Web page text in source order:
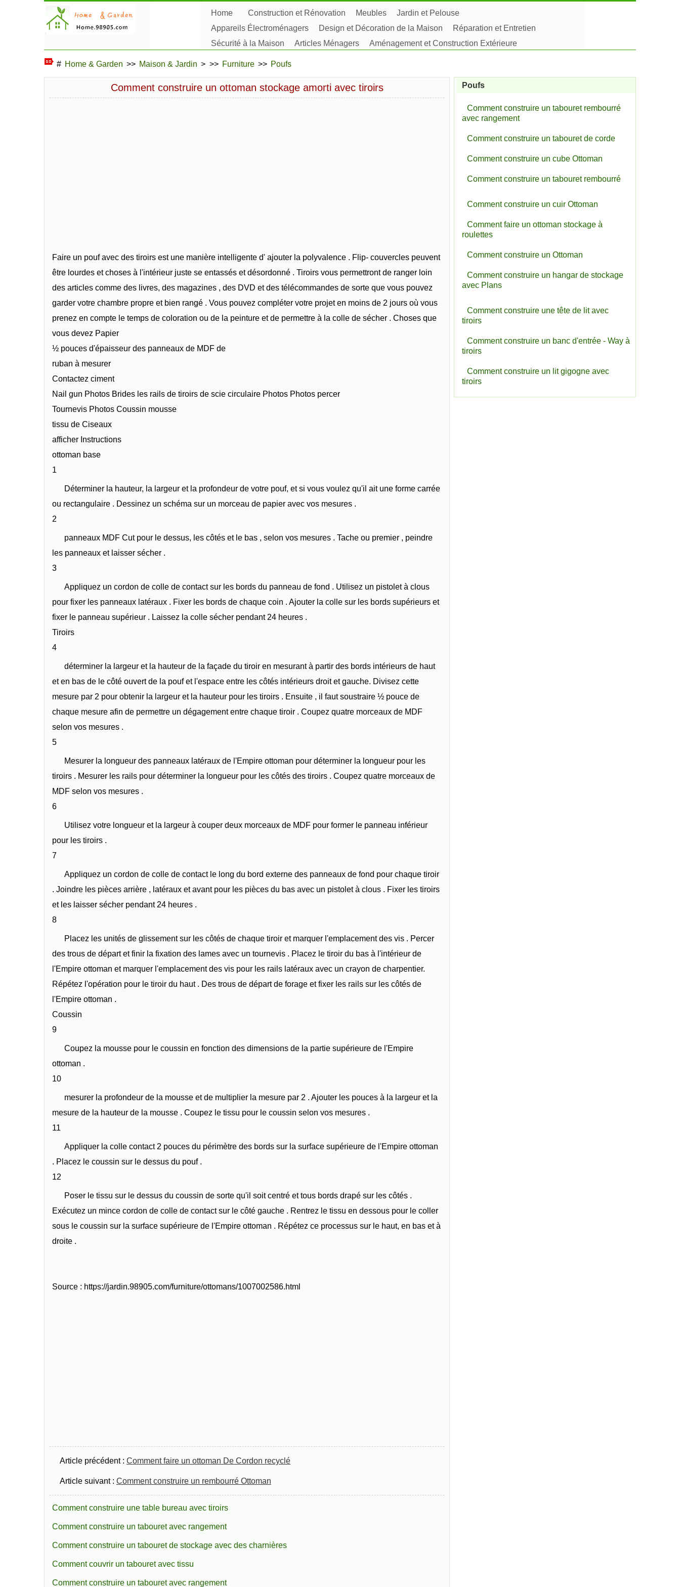
Home Construction et Rénovation Meubles
Jardin et Pelouse
Appareils Électroménagers
Design et Décoration de la Maison
Réparation et Entretien
Sécurité à la Maison
Articles Ménagers
Aménagement et Construction Extérieure
# Home & Garden >> Maison & Jardin > >> Furniture >> Poufs
Comment construire un ottoman stockage amorti avec tiroirs
Faire un pouf avec des tiroirs est une manière intelligente d' ajouter la polyvalence . Flip- couvercles peuvent
être lourdes et choses à l'intérieur juste se entassés et désordonné . Tiroirs vous permettront de ranger loin
des articles comme des livres, des magazines , des DVD et des télécommandes de sorte que vous pouvez
garder votre chambre propre et bien rangé . Vous pouvez compléter votre projet en moins de 2 jours où vous
prenez en compte le temps de coloration ou de la peinture et de permettre à la colle de sécher . Choses que
vous devez Papier
½ pouces d'épaisseur des panneaux de MDF de
ruban à mesurer
Contactez ciment
Nail gun Photos Brides les rails de tiroirs de scie circulaire Photos Photos percer
Tournevis Photos Coussin mousse
tissu de Ciseaux
afficher Instructions
ottoman base
1
Déterminer la hauteur, la largeur et la profondeur de votre pouf, et si vous voulez qu'il ait une forme carrée
ou rectangulaire . Dessinez un schéma sur un morceau de papier avec vos mesures .
2
panneaux MDF Cut pour le dessus, les côtés et le bas , selon vos mesures . Tache ou premier , peindre
les panneaux et laisser sécher .
3
Appliquez un cordon de colle de contact sur ​​les bords du panneau de fond . Utilisez un pistolet à clous
pour fixer les panneaux latéraux . Fixer les bords de chaque coin . Ajouter la colle sur les bords supérieurs et
fixer le panneau supérieur . Laissez la colle sécher pendant 24 heures .
Tiroirs
4
déterminer la largeur et la hauteur de la façade du tiroir en mesurant à partir des bords intérieurs de haut
et en bas de le côté ouvert de la pouf et l'espace entre les côtés intérieurs droit et gauche. Divisez cette
mesure par 2 pour obtenir la largeur et la hauteur pour les tiroirs . Ensuite , il faut soustraire ½ pouce de
chaque mesure afin de permettre un dégagement entre chaque tiroir . Coupez quatre morceaux de MDF
selon vos mesures .
5
Mesurer la longueur des panneaux latéraux de l'Empire ottoman pour déterminer la longueur pour les
tiroirs . Mesurer les rails pour déterminer la longueur pour les côtés des tiroirs . Coupez quatre morceaux de
MDF selon vos mesures .
6
Utilisez votre longueur et la largeur à couper deux morceaux de MDF pour former le panneau inférieur
pour les tiroirs .
7
Appliquez un cordon de colle de contact le long du bord externe des panneaux de fond pour chaque tiroir
. Joindre les pièces arrière , latéraux et avant pour les pièces du bas avec un pistolet à clous . Fixer les tiroirs
et les laisser sécher pendant 24 heures .
8
Placez les unités de glissement sur les côtés de chaque tiroir et marquer l'emplacement des vis . Percer
des trous de départ et finir la fixation des lames avec un tournevis . Placez le tiroir du bas à l'intérieur de
l'Empire ottoman et marquer l'emplacement des vis pour les rails latéraux avec un crayon de charpentier.
Répétez l'opération pour le tiroir du haut . Des trous de départ de forage et fixer les rails sur les côtés de
l'Empire ottoman .
Coussin
9
Coupez la mousse pour le coussin en fonction des dimensions de la partie supérieure de l'Empire
ottoman .
10
mesurer la profondeur de la mousse et de multiplier la mesure par 2 . Ajouter les pouces à la largeur et la
mesure de la hauteur de la mousse . Coupez le tissu pour le coussin selon vos mesures .
11
Appliquer la colle contact 2 pouces du périmètre des bords sur la surface supérieure de l'Empire ottoman
. Placez le coussin sur le dessus du pouf .
12
Poser le tissu sur le dessus du coussin de sorte qu'il soit centré et tous bords drapé sur les côtés .
Exécutez un mince cordon de colle de contact sur ​​le côté gauche . Rentrez le tissu en dessous pour le coller
sous le coussin sur la surface supérieure de l'Empire ottoman . Répétez ce processus sur le haut, en bas et à
droite .
Source : https://jardin.98905.com/furniture/ottomans/1007002586.html
Article précédent : Comment faire un ottoman De Cordon recyclé
Article suivant : Comment construire un rembourré Ottoman
Comment construire une table bureau avec tiroirs
Comment construire un tabouret avec rangement
Comment construire un tabouret de stockage avec des charnières
Comment couvrir un tabouret avec tissu
Comment construire un tabouret avec rangement
Poufs
Comment construire un tabouret rembourré
avec rangement
Comment construire un tabouret de corde
Comment construire un cube Ottoman
Comment construire un tabouret rembourré
Comment construire un cuir Ottoman
Comment faire un ottoman stockage à
roulettes
Comment construire un Ottoman
Comment construire un hangar de stockage
avec Plans
Comment construire une tête de lit avec
tiroirs
Comment construire un banc d'entrée - Way à
tiroirs
Comment construire un lit gigogne avec
tiroirs